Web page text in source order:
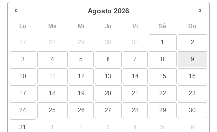
Agosto 2026
Lu Ma Mi Ju Vi Sá Do
27 28 29 30 31 1 2
3 4 5 6 7 8 9
10 11 12 13 14 15 16
17 18 19 20 21 22 23
24 25 26 27 28 29 30
31 1 2 3 4 5 6